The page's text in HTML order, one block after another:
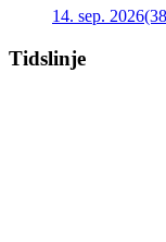
14. sep. 2026
Tidslinje